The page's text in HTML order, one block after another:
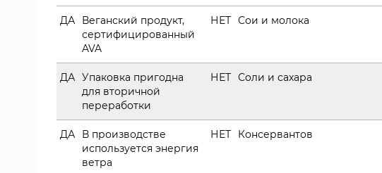
ДА
Веганский продукт,
сертифицированный
AVA
НЕТ Сои и молока
ДА Упаковка пригодна
для вторичной
переработки
НЕТ Соли и сахара
ДА
В производстве
используется энергия
ветра
НЕТ Консервантов